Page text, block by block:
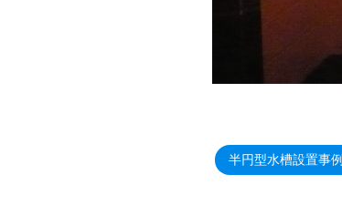
半円型水槽設置事例